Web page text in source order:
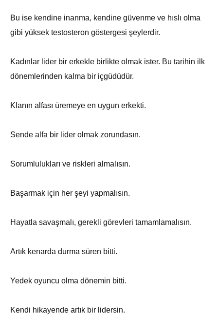
Bu ise kendine inanma, kendine güvenme ve hıslı olma
gibi yüksek testosteron göstergesi şeylerdir.
Kadınlar lider bir erkekle birlikte olmak ister. Bu tarihin ilk
dönemlerinden kalma bir içgüdüdür.
Klanın alfası üremeye en uygun erkekti.
Sende alfa bir lider olmak zorundasın.
Sorumlulukları ve riskleri almalısın.
Başarmak için her şeyi yapmalısın.
Hayatla savaşmalı, gerekli görevleri tamamlamalısın.
Artık kenarda durma süren bitti.
Yedek oyuncu olma dönemin bitti.
Kendi hikayende artık bir lidersin.